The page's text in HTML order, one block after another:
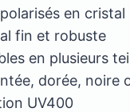
en cristal
fin et robuste
en plusieurs
dorée, noire
UV400